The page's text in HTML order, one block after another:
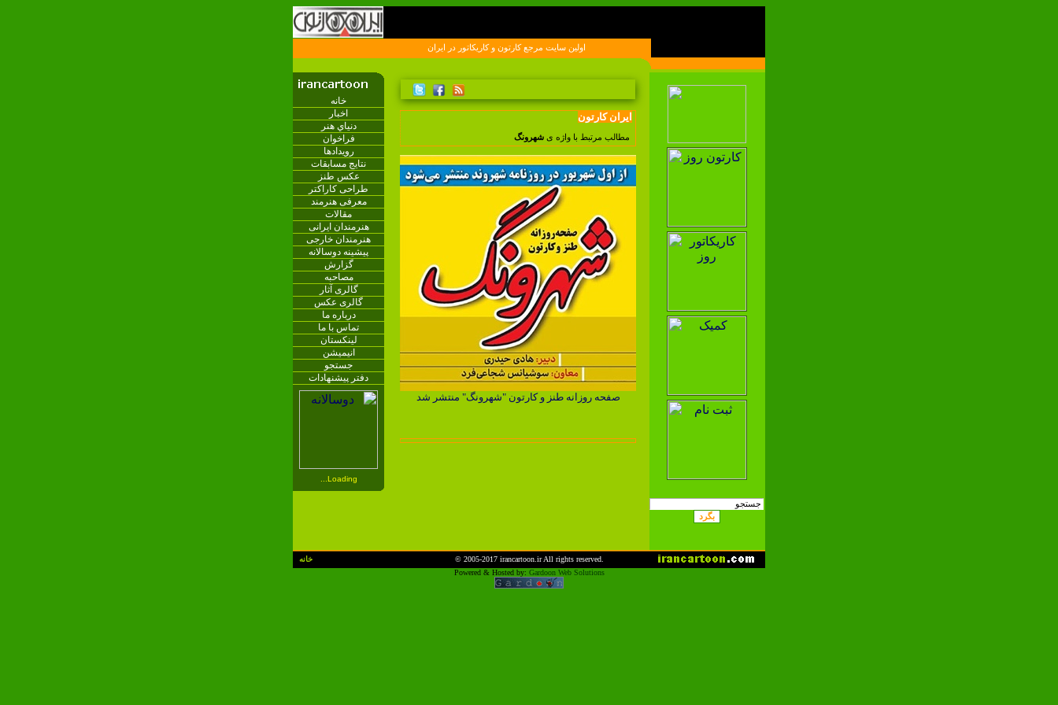
اولين سايت مرجع کارتون و کاريکاتور در ايران
خانه
اخبار
دنياي هنر
فراخوان
رویدادها
نتایج مسابقات
عکس طنز
طراحی کاراکتر
معرفی هنرمند
مقالات
هنرمندان ایرانی
هنرمندان خارجی
پیشینه دوسالانه
گزارش
مصاحبه
گالری آثار
گالری عکس
درباره ما
تماس با ما
لینکستان
انیمیشن
جستجو
دفتر پیشنهادات
Loading...
ایران کارتون
مطالب مرتبط با واژه ی شهرونگ
صفحه روزانه طنز و کارتون "شهرونگ" منتشر شد
خانه © 2005-2017 irancartoon.irAll rights reserved.
Powered & Hosted by: Gardoon Web Solutions